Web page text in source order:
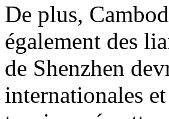
De plus,
également des
de Shenzhen
internationales